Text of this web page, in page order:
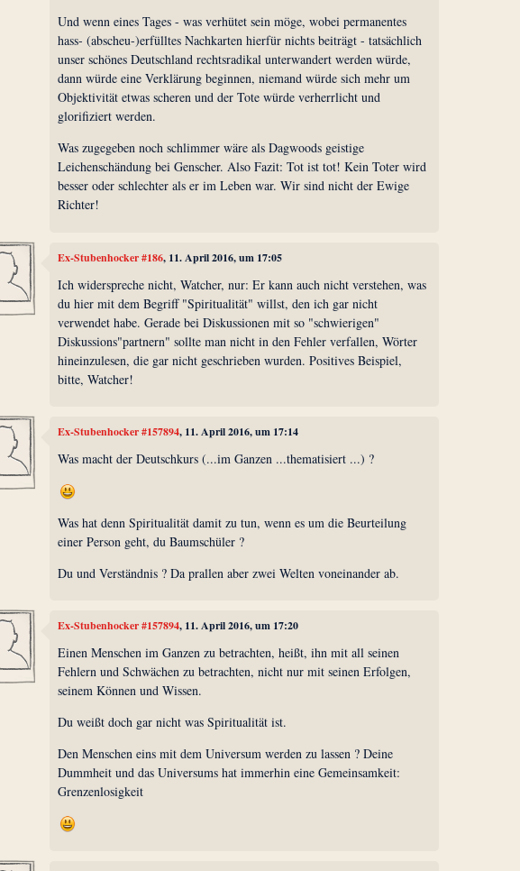
Und wenn eines Tages - was verhütet sein möge, wobei permanentes
hass- (abscheu-)erfülltes Nachkarten hierfür nichts beiträgt - tatsächlich
unser schönes Deutschland rechtsradikal unterwandert werden würde,
dann würde eine Verklärung beginnen, niemand würde sich mehr um
Objektivität etwas scheren und der Tote würde verherrlicht und
glorifiziert werden.
Was zugegeben noch schlimmer wäre als Dagwoods geistige
Leichenschändung bei Genscher. Also Fazit: Tot ist tot! Kein Toter wird
besser oder schlechter als er im Leben war. Wir sind nicht der Ewige
Richter!
Ex-Stubenhocker #186, 11. April 2016, um 17:05
Ich widerspreche nicht, Watcher, nur: Er kann auch nicht verstehen, was
du hier mit dem Begriff "Spiritualität" willst, den ich gar nicht
verwendet habe. Gerade bei Diskussionen mit so "schwierigen"
Diskussions"partnern" sollte man nicht in den Fehler verfallen, Wörter
hineinzulesen, die gar nicht geschrieben wurden. Positives Beispiel,
bitte, Watcher!
Ex-Stubenhocker #157894, 11. April 2016, um 17:14
Was macht der Deutschkurs (...im Ganzen ...thematisiert ...) ?
Was hat denn Spiritualität damit zu tun, wenn es um die Beurteilung
einer Person geht, du Baumschüler ?
Du und Verständnis ? Da prallen aber zwei Welten voneinander ab.
Ex-Stubenhocker #157894, 11. April 2016, um 17:20
Einen Menschen im Ganzen zu betrachten, heißt, ihn mit all seinen
Fehlern und Schwächen zu betrachten, nicht nur mit seinen Erfolgen,
seinem Können und Wissen.
Du weißt doch gar nicht was Spiritualität ist.
Den Menschen eins mit dem Universum werden zu lassen ? Deine
Dummheit und das Universums hat immerhin eine Gemeinsamkeit:
Grenzenlosigkeit